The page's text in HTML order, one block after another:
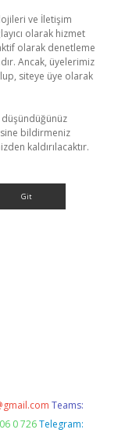
ve İletişim
olarak hizmet
olarak denetleme
Ancak, üyelerimiz
siteye üye olarak
düşündüğünüz
bildirmeniz
kaldırılacaktır.
Teams:
0 726 Telegram: